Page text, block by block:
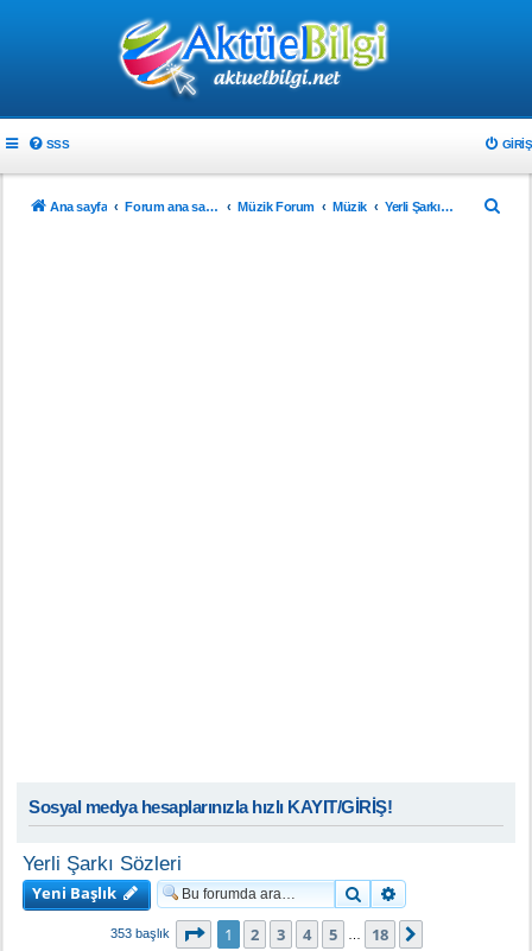
SSS GIRIŞ
Ana sayfa Forum ana sayfa Müzik Forum Müzik Yerli Şarkı Sözleri
Sosyal medya hesaplarınızla hızlı KAYIT/GİRİŞ!
Yerli Şarkı Sözleri
Yeni Başlık
Ara
353 başlık 1 . sayfa (Toplam18 sayfa)
1 2 3 4 5 18